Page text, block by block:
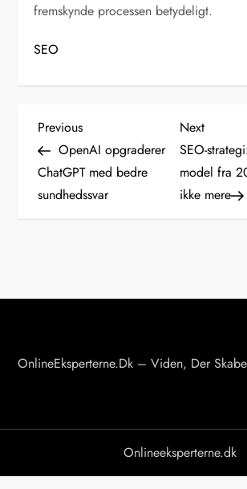
fremskynde processen betydeligt.
SEO
I
n
d
g
Previous
Post
Previous
OpenAI opgraderer
ChatGPT med bedre
sundhedssvar
Next
Post
Next
SEO-
model fra
ikke mere
OnlineEksperterne.dk – Viden, Der
Onlineeksperterne.dk